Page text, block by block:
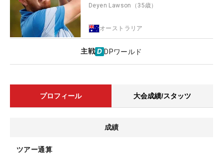
Deyen Lawson （35歳）
オーストラリア
主戦 DPワールド
プロフィール 大会成績/スタッツ
成績
ツアー通算